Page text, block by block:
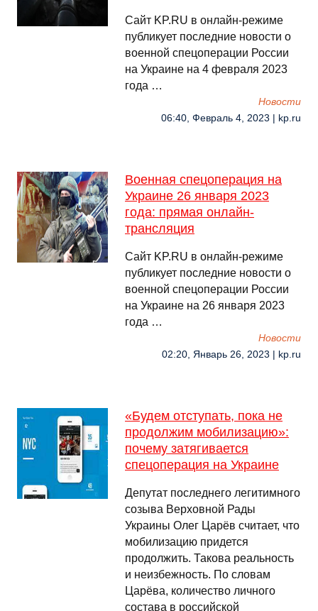
Сайт KP.RU в онлайн-режиме
публикует последние новости о
военной спецоперации России
на Украине на 4 февраля 2023
года …
Новости
06:40, Февраль 4, 2023 | kp.ru
Военная спецоперация на
Украине 26 января 2023
года: прямая онлайн-
трансляция
Сайт KP.RU в онлайн-режиме
публикует последние новости о
военной спецоперации России
на Украине на 26 января 2023
года …
Новости
02:20, Январь 26, 2023 | kp.ru
«Будем отступать, пока не
продолжим мобилизацию»:
почему затягивается
спецоперация на Украине
Депутат последнего легитимного
созыва Верховной Рады
Украины Олег Царёв считает, что
мобилизацию придется
продолжить. Такова реальность
и неизбежность. По словам
Царёва, количество личного
состава в российской